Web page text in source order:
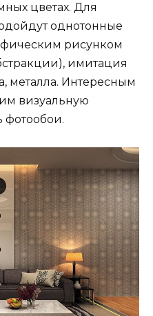
цветах. Для
однотонные
рисунком
имитация
металла. Интересным
визуальную
фотообои.